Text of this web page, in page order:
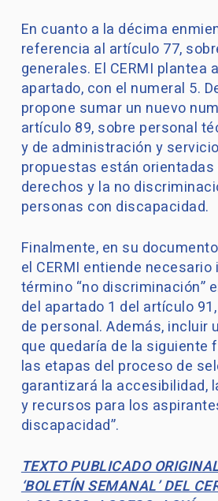
En cuanto a la décima
referencia al artículo 77,
generales. El CERMI plantea
apartado, con el numeral 5.
propone sumar un nuevo
artículo 89, sobre personal
y de administración y
propuestas están
derechos y la no
personas con discapacidad.
Finalmente, en su
el CERMI entiende
término “no discriminación”
del apartado 1 del artículo
de personal. Además, incluir
que quedaría de la siguiente
las etapas del proceso de
garantizará la accesibilidad,
y recursos para los
discapacidad”.
TEXTO PUBLICADO
‘BOLETÍN SEMANAL’ DEL